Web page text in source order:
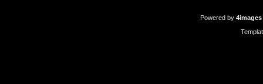
Powered by 4images